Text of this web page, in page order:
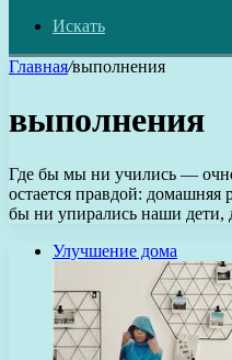
Искать
Главная/выполнения
выполнения
Где бы мы ни учились —
остается правдой:
бы ни упирались наши дети,
Улучшение дома